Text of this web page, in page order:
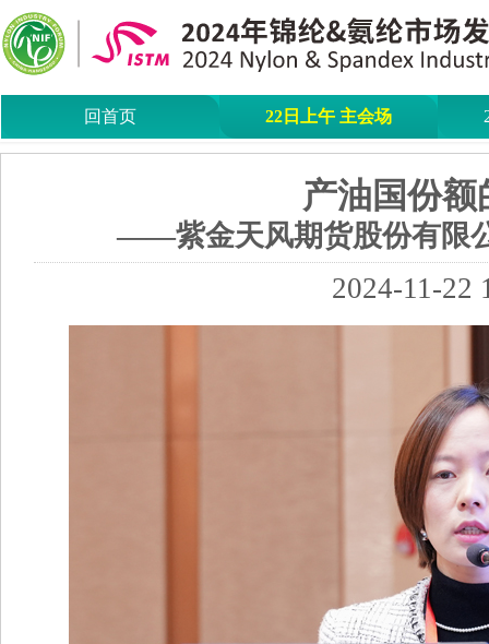
回首页 22日上午 主会场
产油国份额
——紫金天风期货股份有限
2024-11-22